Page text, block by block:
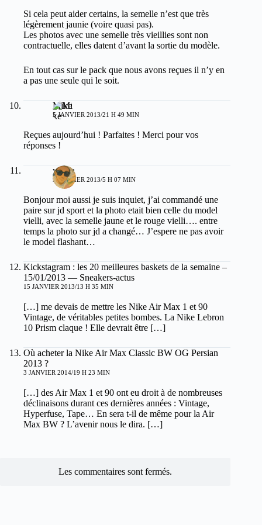
Si cela peut aider certains, la semelle n’est que très
légèrement jaunie (voire quasi pas).
Les photos avec une semelle très vieillies sont non
contractuelle, elles datent d’avant la sortie du modèle.
En tout cas sur le pack que nous avons reçues il n’y en
a pas une seule qui le soit.
Mike
5 JANVIER 2013/21 H 49 MIN
Reçues aujourd’hui ! Parfaites ! Merci pour vos
réponses !
yonea
9 JANVIER 2013/5 H 07 MIN
Bonjour moi aussi je suis inquiet, j’ai commandé une
paire sur jd sport et la photo etait bien celle du model
vielli, avec la semelle jaune et le rouge vielli…. entre
temps la photo sur jd a changé… J’espere ne pas avoir
le model flashant…
Kickstagram : les 20 meilleures baskets de la semaine –
15/01/2013 — Sneakers-actus
15 JANVIER 2013/13 H 35 MIN
[…] me devais de mettre les Nike Air Max 1 et 90
Vintage, de véritables petites bombes. La Nike Lebron
10 Prism claque ! Elle devrait être […]
Où acheter la Nike Air Max Classic BW OG Persian
2013 ?
3 JANVIER 2014/19 H 23 MIN
[…] des Air Max 1 et 90 ont eu droit à de nombreuses
déclinaisons durant ces dernières années : Vintage,
Hyperfuse, Tape… En sera t-il de même pour la Air
Max BW ? L’avenir nous le dira. […]
Les commentaires sont fermés.